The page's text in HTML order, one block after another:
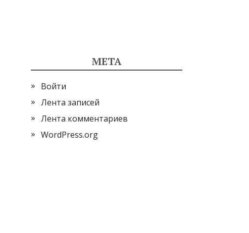
МЕТА
Войти
Лента записей
Лента комментариев
WordPress.org